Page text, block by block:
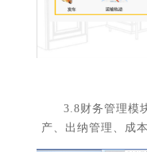
3.8财务管理模
产、出纳管理、成